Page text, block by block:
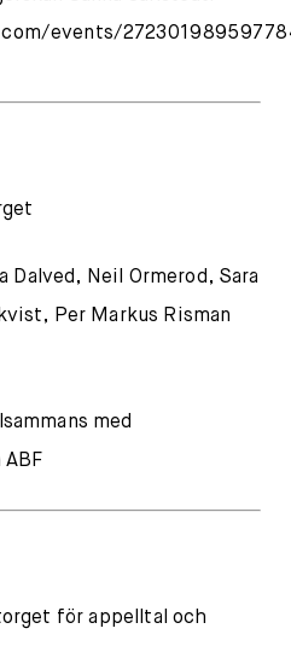
events/
Dalved, Neil Ormerod, Sara
Per Markus Risman
med
för appelltal och